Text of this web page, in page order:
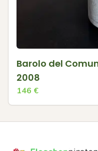
Barolo del
2008
146 €